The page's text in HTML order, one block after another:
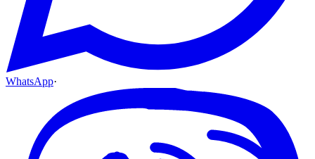
WhatsApp·